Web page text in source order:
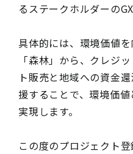
るステークホルダーの
具体的には、環境価値
「森林」から、クレジ
ト販売と地域への資金
援することで、環境価
実現します。
この度のプロジェクト